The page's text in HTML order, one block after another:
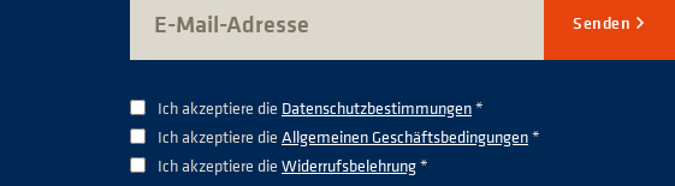
Senden
Ich akzeptiere die Datenschutzbestimmungen*
Ich akzeptiere die Allgemeinen Geschäftsbedingungen*
Ich akzeptiere die Widerrufsbelehrung*